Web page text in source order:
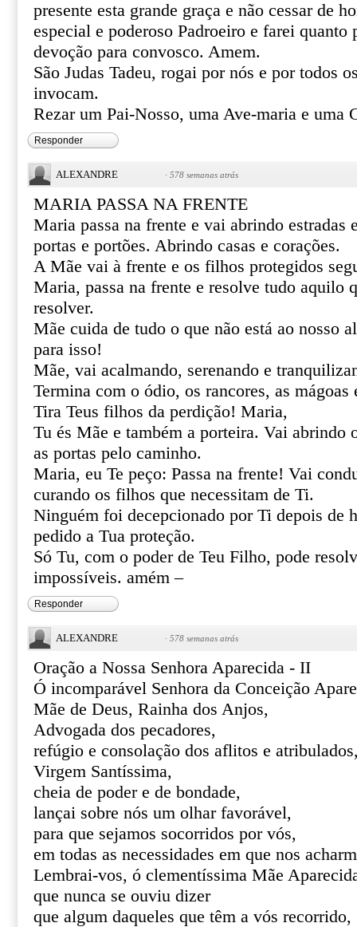
presente esta grande graça e não cessar de
especial e poderoso Padroeiro e farei quanto
devoção para convosco. Amem.
São Judas Tadeu, rogai por nós e por todos
invocam.
Rezar um Pai-Nosso, uma Ave-maria e uma
Responder
ALEXANDRE · 578 semanas atrás
MARIA PASSA NA FRENTE
Maria passa na frente e vai abrindo estradas
portas e portões. Abrindo casas e corações.
A Mãe vai à frente e os filhos protegidos
Maria, passa na frente e resolve tudo aquilo
resolver.
Mãe cuida de tudo o que não está ao nosso
para isso!
Mãe, vai acalmando, serenando e
Termina com o ódio, os rancores, as mágoas
Tira Teus filhos da perdição! Maria,
Tu és Mãe e também a porteira. Vai abrindo
as portas pelo caminho.
Maria, eu Te peço: Passa na frente! Vai
curando os filhos que necessitam de Ti.
Ninguém foi decepcionado por Ti depois de
pedido a Tua proteção.
Só Tu, com o poder de Teu Filho, pode
impossíveis. amém –
Responder
ALEXANDRE · 578 semanas atrás
Oração a Nossa Senhora Aparecida - II
Ó incomparável Senhora da Conceição
Mãe de Deus, Rainha dos Anjos,
Advogada dos pecadores,
refúgio e consolação dos aflitos e
Virgem Santíssima,
cheia de poder e de bondade,
lançai sobre nós um olhar favorável,
para que sejamos socorridos por vós,
em todas as necessidades em que nos
Lembrai-vos, ó clementíssima Mãe
que nunca se ouviu dizer
que algum daqueles que têm a vós recorrido,